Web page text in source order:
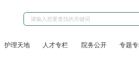
护理天地 人才专栏 院务公开 专题